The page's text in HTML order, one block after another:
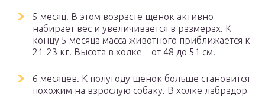
5 месяц. В этом возрасте щенок активно
набирает вес и увеличивается в размерах. К
концу 5 месяца масса животного приближается к
21-23 кг. Высота в холке – от 48 до 51 см.
6 месяцев. К полугоду щенок больше становится
похожим на взрослую собаку. В холке лабрадор